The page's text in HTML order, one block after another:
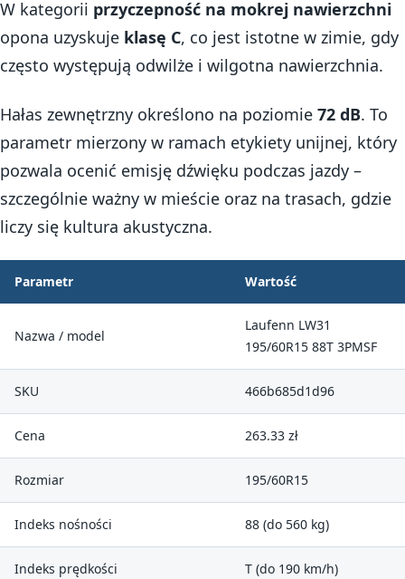
W kategorii przyczepność na mokrej nawierzchni
opona uzyskuje klasę C, co jest istotne w zimie, gdy
często występują odwilże i wilgotna nawierzchnia.
Hałas zewnętrzny określono na poziomie 72 dB. To
parametr mierzony w ramach etykiety unijnej, który
pozwala ocenić emisję dźwięku podczas jazdy –
szczególnie ważny w mieście oraz na trasach, gdzie
liczy się kultura akustyczna.
Parametr Wartość
Nazwa / model
Laufenn LW31
195/60R15 88T 3PMSF
SKU 466b685d1d96
Cena 263.33 zł
Rozmiar 195/60R15
Indeks nośności 88 (do 560 kg)
Indeks prędkości T (do 190 km/h)